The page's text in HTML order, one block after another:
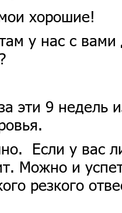
хорошие!
у нас с
эти 9 недель
Если у вас
Можно и
резкого